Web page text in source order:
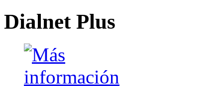
Dialnet Plus